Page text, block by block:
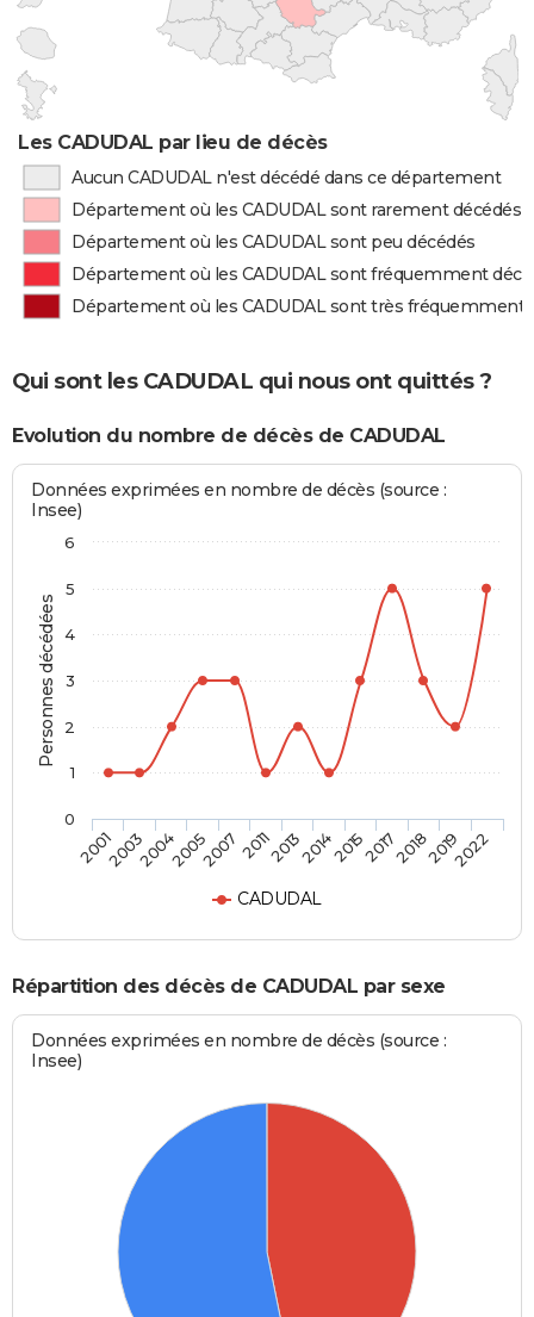
Les CADUDAL par lieu de décès
Aucun CADUDAL n'est décédé dans ce département
Département où les CADUDAL sont rarement décédés
Département où les CADUDAL sont peu décédés
Département où les CADUDAL sont fréquemment
Département où les CADUDAL sont très fréquemment
Qui sont les CADUDAL qui nous ont quittés ?
Evolution du nombre de décès de CADUDAL
Personnes décédées
Données exprimées en nombre de décès (source :
Insee)
CADUDAL
20012003200420052007 20112013201420152017201820192022
0
1
2
3
4
5
6
Répartition des décès de CADUDAL par sexe
Données exprimées en nombre de décès (source :
Insee)